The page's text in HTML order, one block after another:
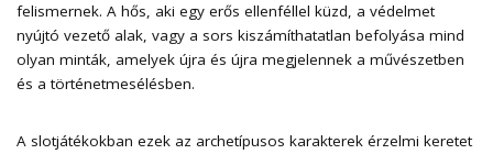
felismernek. A hős, aki egy erős ellenféllel küzd, a védelmet
nyújtó vezető alak, vagy a sors kiszámíthatatlan befolyása mind
olyan minták, amelyek újra és újra megjelennek a művészetben
és a történetmesélésben.
A slotjátékokban ezek az archetípusos karakterek érzelmi keretet